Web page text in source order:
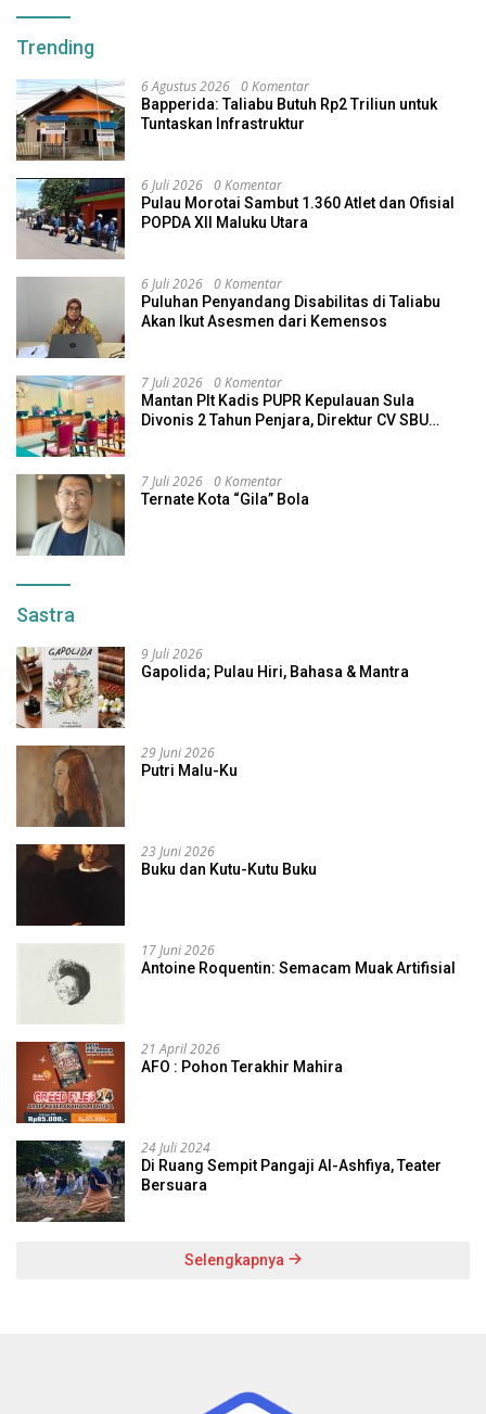
Trending
6 Agustus 2026 0 Komentar
Bapperida: Taliabu Butuh Rp2 Triliun untuk
Tuntaskan Infrastruktur
6 Juli 2026 0 Komentar
Pulau Morotai Sambut 1.360 Atlet dan Ofisial
POPDA XII Maluku Utara
6 Juli 2026 0 Komentar
Puluhan Penyandang Disabilitas di Taliabu
Akan Ikut Asesmen dari Kemensos
7 Juli 2026 0 Komentar
Mantan Plt Kadis PUPR Kepulauan Sula
Divonis 2 Tahun Penjara, Direktur CV SBU
7 Juli 2026 0 Komentar
Ternate Kota “Gila” Bola
Sastra
9 Juli 2026
Gapolida; Pulau Hiri, Bahasa & Mantra
29 Juni 2026
Putri Malu-Ku
23 Juni 2026
Buku dan Kutu-Kutu Buku
17 Juni 2026
Antoine Roquentin: Semacam Muak Artifisial
21 April 2026
AFO : Pohon Terakhir Mahira
24 Juli 2024
Di Ruang Sempit Pangaji Al-Ashfiya, Teater
Bersuara
Selengkapnya